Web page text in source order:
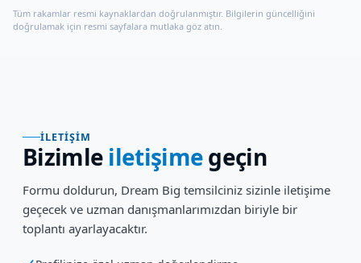
Tüm rakamlar resmi kaynaklardan doğrulanmıştır. Bilgilerin güncelliğini
doğrulamak için resmi sayfalara mutlaka göz atın.
İLETIŞIM
Bizimle iletişimegeçin
Formu doldurun, Dream Big temsilciniz sizinle iletişime
geçecek ve uzman danışmanlarımızdan biriyle bir
toplantı ayarlayacaktır.